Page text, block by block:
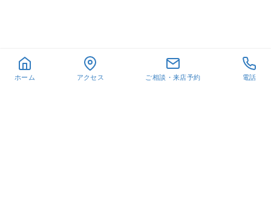
ホーム アクセス ご相談・来店予約 電話